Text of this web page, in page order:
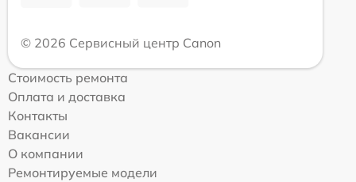
© 2026 Сервисный центр Canon
Стоимость ремонта
Оплата и доставка
Контакты
Вакансии
О компании
Ремонтируемые модели